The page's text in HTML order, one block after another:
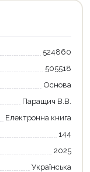
524860
505518
Основа
Паращич В.В.
Електронна книга
144
2025
Українська